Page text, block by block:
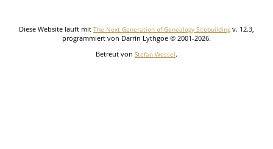
Diese Website läuft mit The Next Generation of Genealogy Sitebuilding v. 12.3,
programmiert von Darrin Lythgoe © 2001-2026.
Betreut von Stefan Wessel.